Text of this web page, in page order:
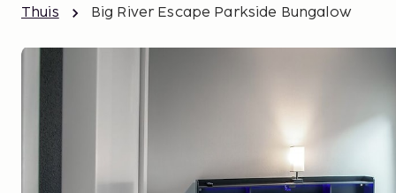
Thuis Big River Escape Parkside Bungalow